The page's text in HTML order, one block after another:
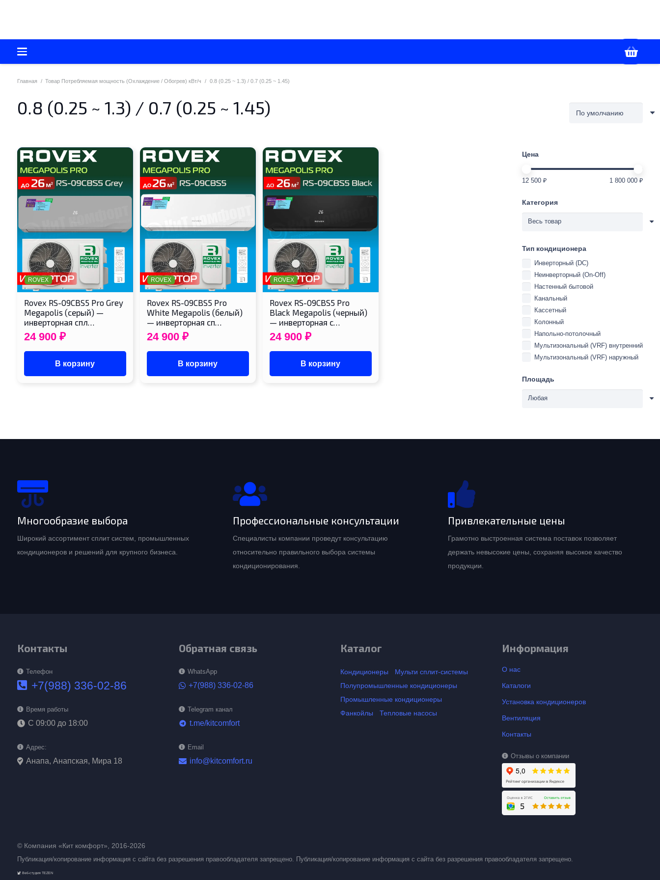
Главная / Товар Потребляемая мощность (Охлаждение / Обогрев) кВт/ч / 0.8 (0.25 ~ 1.3) / 0.7 (0.25 ~ 1.45)
0.8 (0.25 ~ 1.3) / 0.7 (0.25 ~ 1.45)
ROVEX
Rovex RS-09CBS5 Pro Grey
Megapolis (серый) —
инверторная спл…
24 900 ₽
В корзину
ROVEX
Rovex RS-09CBS5 Pro
White Megapolis (белый)
— инверторная сп…
24 900 ₽
В корзину
ROVEX
Rovex RS-09CBS5 Pro
Black Megapolis (черный)
— инверторная с…
24 900 ₽
В корзину
Цена
12 500 ₽ 1 800 000 ₽
Категория
Тип кондиционера
Инверторный (DC)
Неинверторный (On-Off)
Настенный бытовой
Канальный
Кассетный
Колонный
Напольно-потолочный
Мультизональный (VRF) внутренний
Мультизональный (VRF) наружный
Площадь
Многообразие выбора
Широкий ассортимент сплит систем, промышленных
кондиционеров и решений для крупного бизнеса.
Профессиональные консультации
Специалисты компании проведут консультацию
относительно правильного выбора системы
кондиционирования.
Привлекательные цены
Грамотно выстроенная система поставок позволяет
держать невысокие цены, сохраняя высокое качество
продукции.
Контакты
Телефон
+7(988) 336-02-86
Время работы
С 09:00 до 18:00
Адрес:
Анапа, Анапская, Мира 18
Обратная связь
WhatsApp
+7(988) 336-02-86
Telegram канал
telegram t.me/kitcomfort
Email
info@kitcomfort.ru
Каталог
Кондиционеры
Мульти сплит-системы
Полупромышленные кондиционеры
Промышленные кондиционеры
Фанкойлы
Тепловые насосы
Информация
О нас
Каталоги
Установка кондиционеров
Вентиляция
Контакты
Отзывы о компании
© Компания «Кит комфорт», 2016-2026
Публикация/копирование информация с сайта без разрешения правообладателя запрещено. Публикация/копирование информация с сайта без разрешения правообладателя запрещено.
Веб-студия TEZEN